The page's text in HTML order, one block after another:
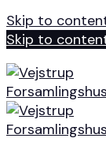
Skip to
Skip to